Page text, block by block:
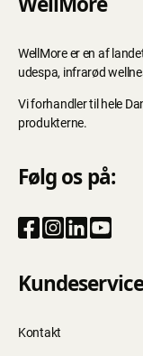
WellMore er en af
udespa, infrarød
Vi forhandler til hele
produkterne.
Følg os på:
Kundeservice
Kontakt